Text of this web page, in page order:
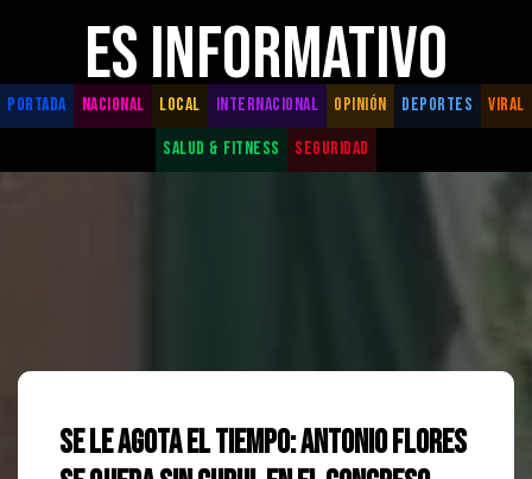
ES INFORMATIVO
PORTADA NACIONAL LOCAL INTERNACIONAL OPINIÓN DEPORTES
VIRAL
SALUD & FITNESS
SEGURIDAD
Se le agota el tiempo: Antonio Flores